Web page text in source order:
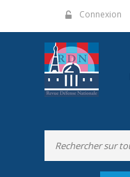
Connexion